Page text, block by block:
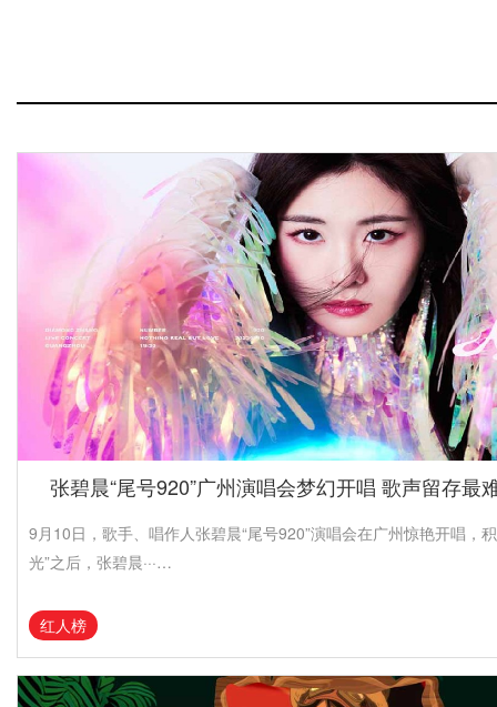
张碧晨“尾号920”广州演唱会梦幻开唱 歌声留存最
9月10日，歌手、唱作人张碧晨“尾号920”演唱会在广州惊艳开唱，
光”之后，张碧晨···…
红人榜